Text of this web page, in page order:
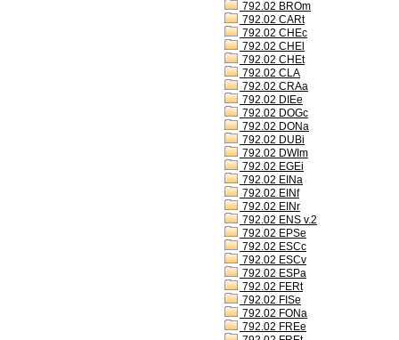
792.02 BROm
792.02 CARt
792.02 CHEc
792.02 CHEl
792.02 CHEt
792.02 CLA
792.02 CRAa
792.02 DIEe
792.02 DOGc
792.02 DONa
792.02 DUBi
792.02 DWIm
792.02 EGEi
792.02 EINa
792.02 EINf
792.02 EINr
792.02 ENS v.2
792.02 EPSe
792.02 ESCc
792.02 ESCv
792.02 ESPa
792.02 FERt
792.02 FISe
792.02 FONa
792.02 FREe